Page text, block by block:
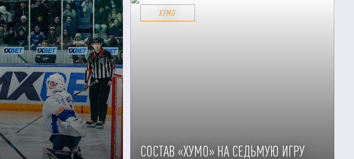
ХУМО
СОСТАВ «ХУМО» НА СЕДЬМУЮ ИГРУ